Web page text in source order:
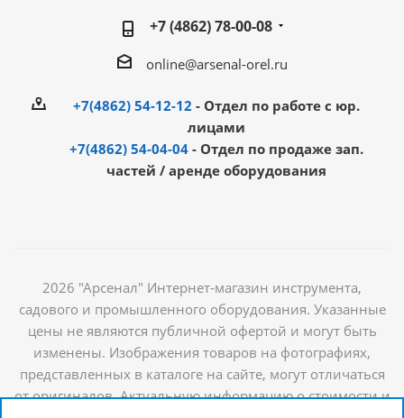
+7 (4862) 78-00-08
online@arsenal-orel.ru
+7(4862) 54-12-12 - Отдел по работе с юр.
лицами
+7(4862) 54-04-04 - Отдел по продаже зап.
частей / аренде оборудования
2026 "Арсенал" Интернет-магазин инструмента,
садового и промышленного оборудования. Указанные
цены не являются публичной офертой и могут быть
изменены. Изображения товаров на фотографиях,
представленных в каталоге на сайте, могут отличаться
от оригиналов. Актуальную информацию о стоимости и